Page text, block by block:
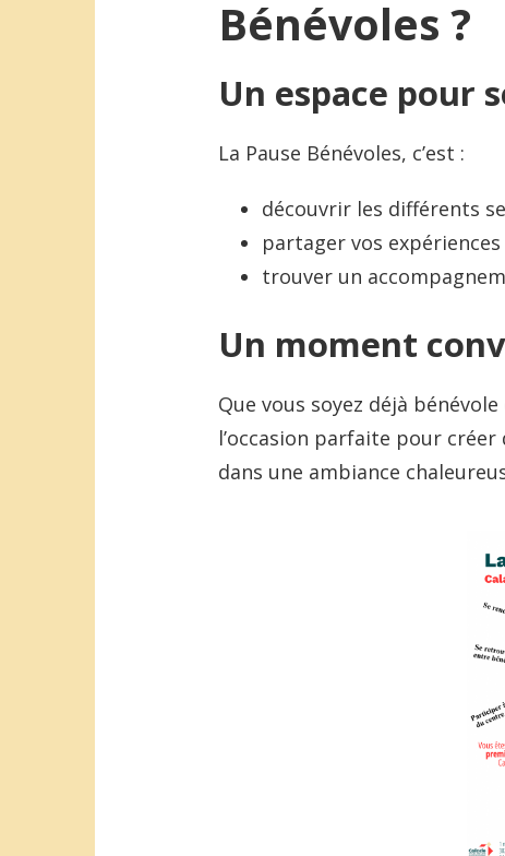
Bénévoles ?
Un espace pour
La Pause Bénévoles, c’est :
découvrir les différents
partager vos
trouver un
Un moment
Que vous soyez déjà
l’occasion parfaite pour
dans une ambiance